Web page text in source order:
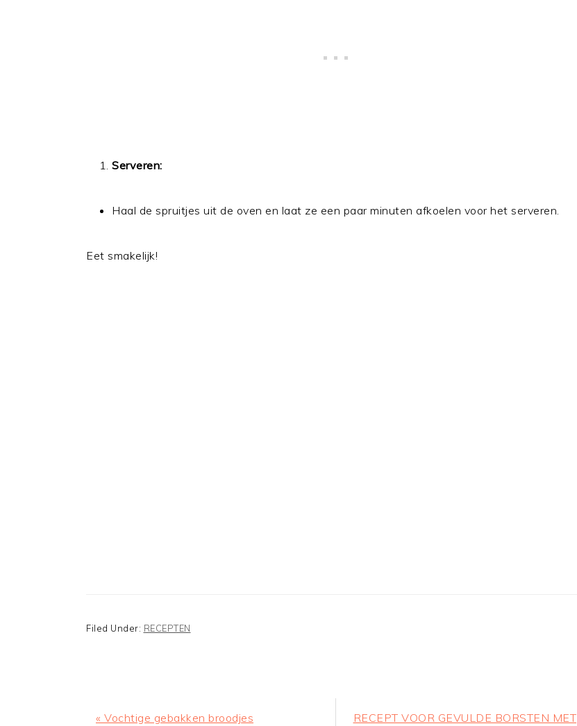
Serveren:
Haal de spruitjes uit de oven en laat ze een paar minuten afkoelen voor het serveren.
Eet smakelijk!
Filed Under: RECEPTEN
Previous
« Vochtige gebakken broodjes Next
RECEPT VOOR GEVULDE BORSTEN MET